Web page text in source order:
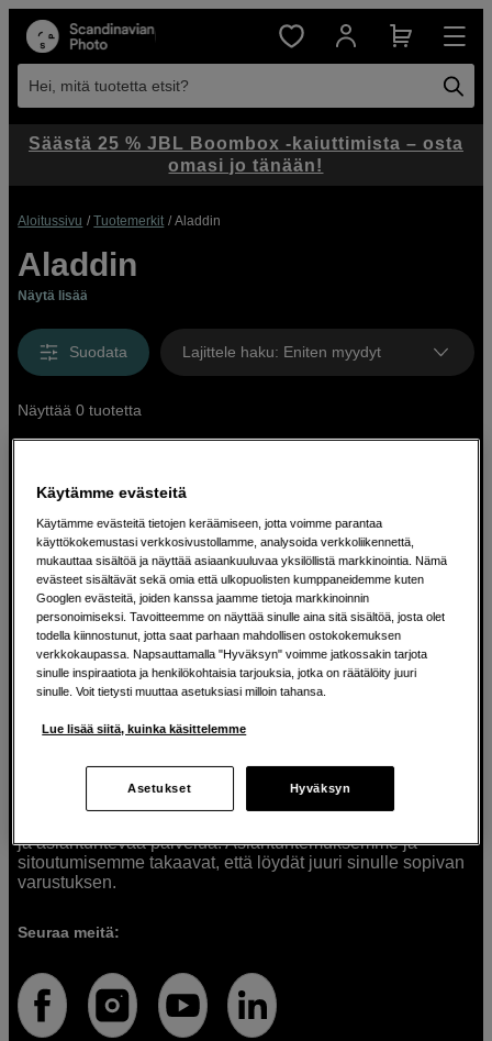
Hei, mitä tuotetta etsit?
Aloitussivu Tuotemerkit Aladdin
Aladdin
Näytä lisää
Suodata Lajittele haku: Eniten myydyt
Näyttää 0 tuotetta
Ratkaisuja luoville ihmisille jo vuodesta
1982
Olemme Scandinavian Photolla jo yli 40 vuoden ajan
auttaneet luovia ihmisiä toteuttamaan visioitaan.
Tarjoamme inspiraatiota, asiantuntemusta ja tuotteita
muun muassa valokuvauksen, äänen, videokuvauksen ja
musiikin ja taiteen harrastajia. Oikeilla työkaluilla ideat
muuttuvat todellisuudeksi. Autamme sinua valitsemaan
ja asiantuntevaa palvelua. Asiantuntemuksemme ja
sitoutumisemme takaavat, että löydät juuri sinulle sopivan
varustuksen.
Seuraa meitä:
Säästä 25 % JBL Boombox -kaiuttimista – osta
omasi jo tänään!
Käytämme evästeitä
Käytämme evästeitä tietojen keräämiseen, jotta voimme parantaa
käyttökokemustasi verkkosivustollamme, analysoida verkkoliikennettä,
mukauttaa sisältöä ja näyttää asiaankuuluvaa yksilöllistä markkinointia. Nämä
evästeet sisältävät sekä omia että ulkopuolisten kumppaneidemme kuten
Googlen evästeitä, joiden kanssa jaamme tietoja markkinoinnin
personoimiseksi. Tavoitteemme on näyttää sinulle aina sitä sisältöä, josta olet
todella kiinnostunut, jotta saat parhaan mahdollisen ostokokemuksen
verkkokaupassa. Napsauttamalla "Hyväksyn" voimme jatkossakin tarjota
sinulle inspiraatiota ja henkilökohtaisia tarjouksia, jotka on räätälöity juuri
sinulle. Voit tietysti muuttaa asetuksiasi milloin tahansa.
Lue lisää siitä, kuinka käsittelemme
Asetukset Hyväksyn